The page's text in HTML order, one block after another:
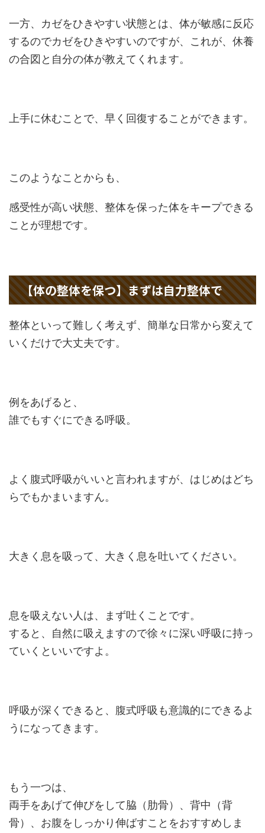
一方、カゼをひきやすい状態とは、体が敏感に反応
するのでカゼをひきやすいのですが、これが、休養
の合図と自分の体が教えてくれます。
上手に休むことで、早く回復することができます。
このようなことからも、
感受性が高い状態、整体を保った体をキープできる
ことが理想です。
【体の整体を保つ】まずは自力整体で
整体といって難しく考えず、簡単な日常から変えて
いくだけで大丈夫です。
例をあげると、
誰でもすぐにできる呼吸。
よく腹式呼吸がいいと言われますが、はじめはどち
らでもかまいますん。
大きく息を吸って、大きく息を吐いてください。
息を吸えない人は、まず吐くことです。
すると、自然に吸えますので徐々に深い呼吸に持っ
ていくといいですよ。
呼吸が深くできると、腹式呼吸も意識的にできるよ
うになってきます。
もう一つは、
両手をあげて伸びをして脇（肋骨）、背中（背
骨）、お腹をしっかり伸ばすことをおすすめしま